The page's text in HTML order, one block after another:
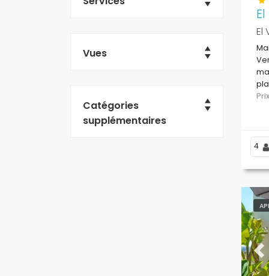
Vues
Catégories
supplémentaires
El
de
4